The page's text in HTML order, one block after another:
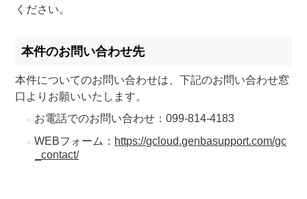
ください。
本件のお問い合わせ先
本件についてのお問い合わせは、下記のお問い合わせ窓
口よりお願いいたします。
お電話でのお問い合わせ：099-814-4183
WEBフォーム： https://gcloud.genbasupport.com/gc
_contact/